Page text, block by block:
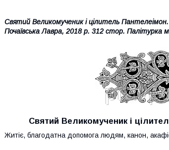
Святий Великомученик і цілитель
Почаївська Лавра, 2018 р. 312 стор. Палітурка
Святий Великомученик і
Житіє, благодатна допомога людям, канон,